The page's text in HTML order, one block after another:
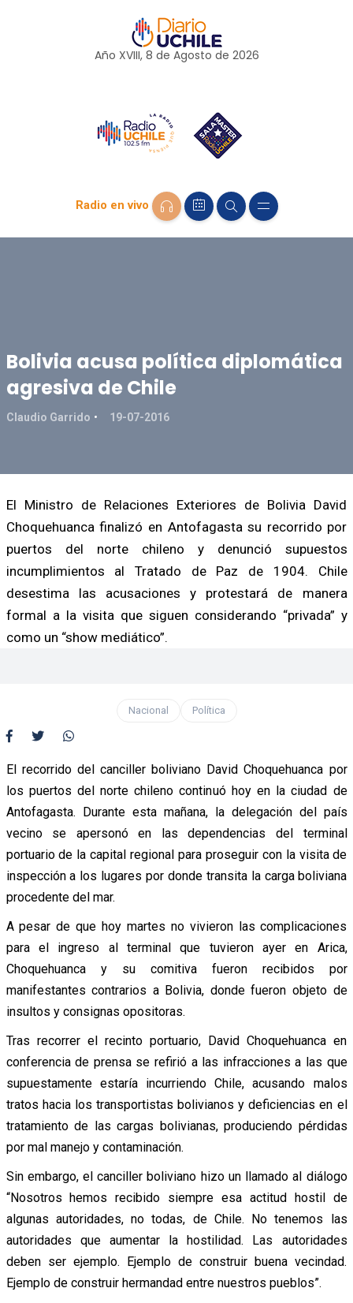
Año XVIII, 8 de Agosto de 2026
Radio en vivo
Bolivia acusa política diplomática
agresiva de Chile
Claudio Garrido 19-07-2016
El Ministro de Relaciones Exteriores de Bolivia David
Choquehuanca finalizó en Antofagasta su recorrido por
puertos del norte chileno y denunció supuestos
incumplimientos al Tratado de Paz de 1904. Chile
desestima las acusaciones y protestará de manera
formal a la visita que siguen considerando “privada” y
como un “show mediático”.
Nacional Política
El recorrido del canciller boliviano David Choquehuanca por
los puertos del norte chileno continuó hoy en la ciudad de
Antofagasta. Durante esta mañana, la delegación del país
vecino se apersonó en las dependencias del terminal
portuario de la capital regional para proseguir con la visita de
inspección a los lugares por donde transita la carga boliviana
procedente del mar.
A pesar de que hoy martes no vivieron las complicaciones
para el ingreso al terminal que tuvieron ayer en Arica,
Choquehuanca y su comitiva fueron recibidos por
manifestantes contrarios a Bolivia, donde fueron objeto de
insultos y consignas opositoras.
Tras recorrer el recinto portuario, David Choquehuanca en
conferencia de prensa se refirió a las infracciones a las que
supuestamente estaría incurriendo Chile, acusando malos
tratos hacia los transportistas bolivianos y deficiencias en el
tratamiento de las cargas bolivianas, produciendo pérdidas
por mal manejo y contaminación.
Sin embargo, el canciller boliviano hizo un llamado al diálogo
“Nosotros hemos recibido siempre esa actitud hostil de
algunas autoridades, no todas, de Chile. No tenemos las
autoridades que aumentar la hostilidad. Las autoridades
deben ser ejemplo. Ejemplo de construir buena vecindad.
Ejemplo de construir hermandad entre nuestros pueblos”.